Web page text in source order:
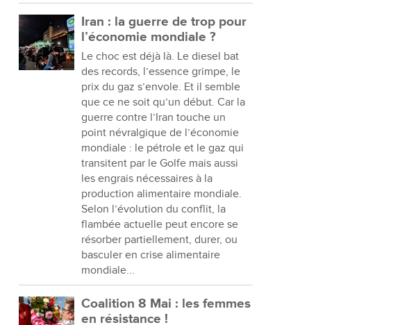
Iran : la guerre de trop pour
l’économie mondiale ?
Le choc est déjà là. Le diesel bat
des records, l’essence grimpe, le
prix du gaz s’envole. Et il semble
que ce ne soit qu’un début. Car la
guerre contre l’Iran touche un
point névralgique de l’économie
mondiale : le pétrole et le gaz qui
transitent par le Golfe mais aussi
les engrais nécessaires à la
production alimentaire mondiale.
Selon l’évolution du conflit, la
flambée actuelle peut encore se
résorber partiellement, durer, ou
basculer en crise alimentaire
mondiale...
Coalition 8 Mai : les femmes
en résistance !